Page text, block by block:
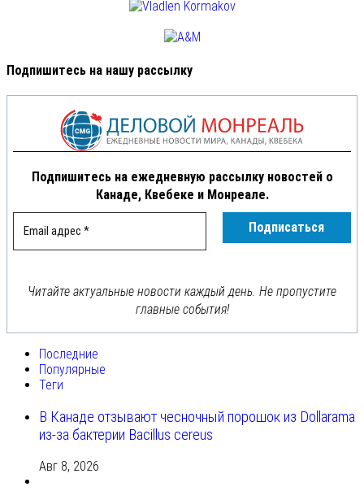
Подпишитесь на нашу рассылку
Подпишитесь на ежедневную рассылку новостей о
Канаде, Квебеке и Монреале.
Читайте актуальные новости каждый день. Не пропустите
главные события!
Последние
Популярные
Теги
В Канаде отзывают чесночный порошок из Dollarama
из-за бактерии Bacillus cereus
Авг 8, 2026